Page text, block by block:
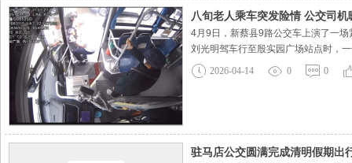
八旬老人乘车突发险情 公交司
4月9日，新蔡县9路公交车上演了一
刘光明驾车行至殷实园广场站点时，
地向下滑去，眼看就要摔倒。视频监
刘光明当即与一名热心乘客分别架起老
2026-04-14 0 0
驻马店公交圆满完成清明假期出